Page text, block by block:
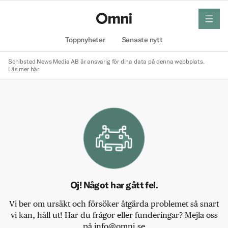
Toppnyheter Senaste nytt
meny
Schibsted News Media AB är ansvarig för dina data på denna webbplats.
Läs mer här
Oj! Något har gått fel.
Vi ber om ursäkt och försöker åtgärda problemet så snart
vi kan, håll ut! Har du frågor eller funderingar? Mejla oss